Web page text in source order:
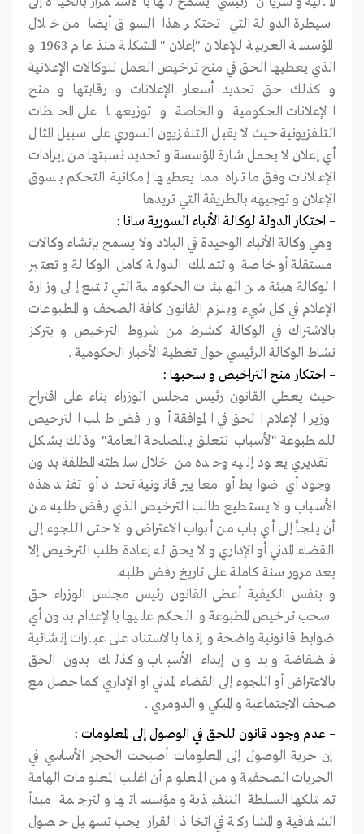
سيطرة الدولة التي تحتكر هذا السوق أيضا من خلال
المؤسسة العربية للإعلان "إعلان" المشكلة منذ عام 1963 و
الذي يعطيها الحق في منح تراخيص العمل للوكالات الإعلانية
و كذلك حق تحديد أسعار الإعلانات و رقابتها و منح
الإعلانات الحكومية و الخاصة و توزيعها على المحطات
التلفزيونية حيث لا يقبل التلفزيون السوري على سبيل المثال
أي إعلان لا يحمل شارة المؤسسة و تحديد نسبتها من إيرادات
الإعلانات وفق ما تراه مما يعطيها إمكانية التحكم بسوق
الإعلان و توجيهه بالطريقة التي تريدها
– احتكار الدولة لوكالة الأنباء السورية سانا :
وهي وكالة الأنباء الوحيدة في البلاد ولا يسمح بإنشاء وكالات
مستقلة أو خاصة و تتملك الدولة كامل الوكالة و تعتبر
الوكالة هيئة من الهيئات الحكومية التي تتبع إلى وزارة
الإعلام في كل شيء ويلزم القانون كافة الصحف و المطبوعات
بالاشتراك في الوكالة كشرط من شروط الترخيص و يتركز
نشاط الوكالة الرئيسي حول تغطية الأخبار الحكومية .
– احتكار منح التراخيص و سحبها :
حيث يعطي القانون رئيس مجلس الوزراء بناء على اقتراح
وزير الإعلام الحق في الموافقة أو رفض طلب الترخيص
للمطبوعة "لأسباب تتعلق بالمصلحة العامة" وذلك بشكل
تقديري يعود إليه وحده من خلال سلطته المطلقة بدون
وجود أي ضوابط أو معايير قانونية تحدد أو تفند هذه
الأسباب و لا يستطيع طالب الترخيص الذي رفض طلبه من
أن يلجأ إلى أي باب من أبواب الاعتراض و لا حتى اللجوء إلى
القضاء المدني أو الإداري و لا يحق له إعادة طلب الترخيص إلا
بعد مرور سنة كاملة على تاريخ رفض طلبه.
و بنفس الكيفية أعطى القانون رئيس مجلس الوزراء حق
سحب ترخيص المطبوعة و الحكم عليها بالإعدام بدون أي
ضوابط قانونية واضحة و إنما بالاستناد على عبارات إنشائية
فضفاضة و بدون إبداء الأسباب و كذلك بدون الحق
بالاعتراض أو اللجوء إلى القضاء المدني او الإداري كما حصل مع
صحف الاجتماعية و المبكي و الدومري .
– عدم وجود قانون للحق في الوصول إلى المعلومات :
إن حرية الوصول إلى المعلومات أصبحت الحجر الأساسي في
الحريات الصحفية و من المعلوم أن اغلب المعلومات الهامة
تمتلكها السلطة التنفيذية و مؤسساتها و لترجمة مبدأ
الشفافية و المشاركة في اتخاذ القرار يجب تسهيل حصول